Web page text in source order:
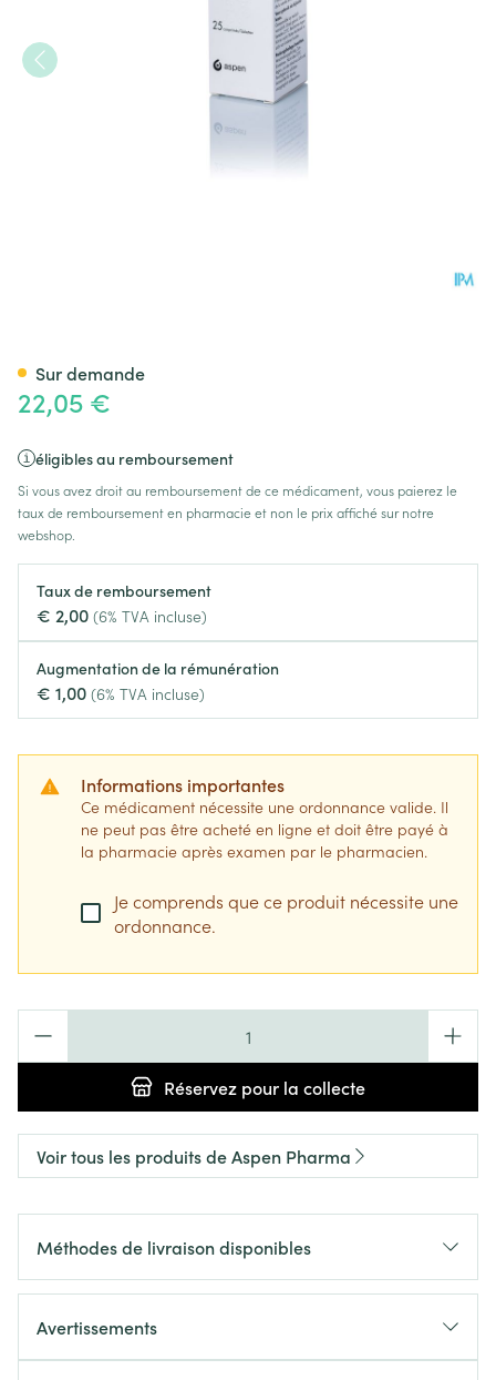
22,05 €
éligibles au remboursement
Si vous avez droit au remboursement de ce médicament, vous paierez le
taux de remboursement en pharmacie et non le prix affiché sur notre
webshop.
Taux de remboursement
€ 2,00 (6% TVA incluse)
Augmentation de la rémunération
€ 1,00 (6% TVA incluse)
Informations importantes
Ce médicament nécessite une ordonnance valide. Il
ne peut pas être acheté en ligne et doit être payé à
la pharmacie après examen par le pharmacien.
Je comprends que ce produit nécessite une
ordonnance.
Réservez pour la collecte
Sur demande
Voir tous les produits de Aspen Pharma
Méthodes de livraison disponibles
Avertissements